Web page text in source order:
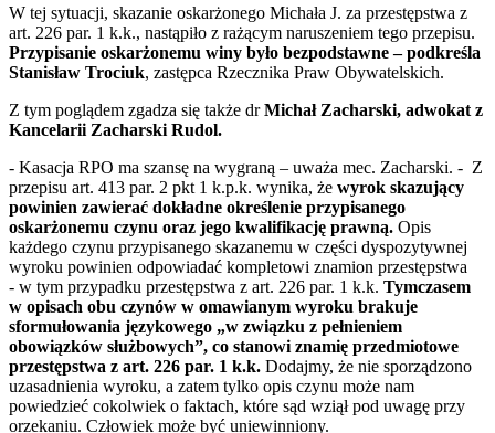
W tej sytuacji, skazanie oskarżonego Michała J. za przestępstwa z
art. 226 par. 1 k.k., nastąpiło z rażącym naruszeniem tego przepisu.
Przypisanie oskarżonemu winy było bezpodstawne – podkreśla
Stanisław Trociuk, zastępca Rzecznika Praw Obywatelskich.
Z tym poglądem zgadza się także drMichał Zacharski, adwokat z
Kancelarii Zacharski Rudol.
- Kasacja RPO ma szansę na wygraną – uważa mec. Zacharski. - Z
przepisu art. 413 par. 2 pkt 1 k.p.k. wynika, że wyrok skazujący
powinien zawierać dokładne określenie przypisanego
oskarżonemu czynu oraz jego kwalifikację prawną. Opis
każdego czynu przypisanego skazanemu w części dyspozytywnej
wyroku powinien odpowiadać kompletowi znamion przestępstwa
- w tym przypadku przestępstwa z art. 226 par. 1 k.k. Tymczasem
w opisach obu czynów w omawianym wyroku brakuje
sformułowania językowego „w związku z pełnieniem
obowiązków służbowych”, co stanowi znamię przedmiotowe
przestępstwa z art. 226 par. 1 k.k. Dodajmy, że nie sporządzono
uzasadnienia wyroku, a zatem tylko opis czynu może nam
powiedzieć cokolwiek o faktach, które sąd wziął pod uwagę przy
orzekaniu. Człowiek może być uniewinniony.